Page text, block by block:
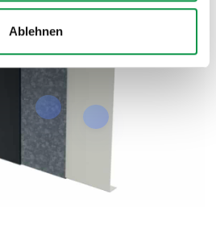
Ablehnen